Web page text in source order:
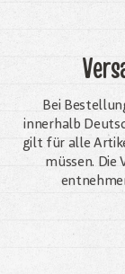
Bei
innerhalb
gilt für alle
müssen. Die